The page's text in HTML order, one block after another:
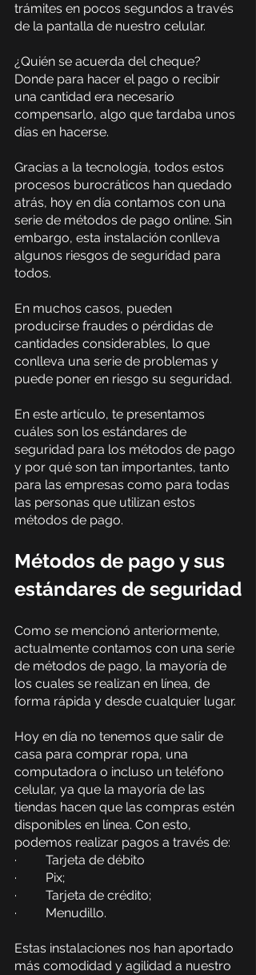
trámites en pocos segundos a través
de la pantalla de nuestro celular.
¿Quién se acuerda del cheque?
Donde para hacer el pago o recibir
una cantidad era necesario
compensarlo, algo que tardaba unos
días en hacerse.
Gracias a la tecnología, todos estos
procesos burocráticos han quedado
atrás, hoy en día contamos con una
serie de métodos de pago online. Sin
embargo, esta instalación conlleva
algunos riesgos de seguridad para
todos.
En muchos casos, pueden
producirse fraudes o pérdidas de
cantidades considerables, lo que
conlleva una serie de problemas y
puede poner en riesgo su seguridad.
En este artículo, te presentamos
cuáles son los estándares de
seguridad para los métodos de pago
y por qué son tan importantes, tanto
para las empresas como para todas
las personas que utilizan estos
métodos de pago.
Métodos de pago y sus
estándares de seguridad
Como se mencionó anteriormente,
actualmente contamos con una serie
de métodos de pago, la mayoría de
los cuales se realizan en línea, de
forma rápida y desde cualquier lugar.
Hoy en día no tenemos que salir de
casa para comprar ropa, una
computadora o incluso un teléfono
celular, ya que la mayoría de las
tiendas hacen que las compras estén
disponibles en línea. Con esto,
podemos realizar pagos a través de:
·         Tarjeta de débito
·         Pix;
·         Tarjeta de crédito;
·         Menudillo.
Estas instalaciones nos han aportado
más comodidad y agilidad a nuestro